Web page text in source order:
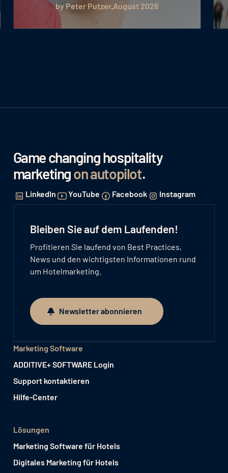
by Peter PutzerAugust 2026
Game changing hospitality
marketingon autopilot.
LinkedIn YouTube Facebook Instagram
Bleiben Sie auf dem Laufenden!
Profitieren Sie laufend von Best Practices,
News und den wichtigsten Informationen rund
um Hotelmarketing.
Newsletter abonnieren
Newsletter abonnieren
Marketing Software
ADDITIVE+ SOFTWARE Login
Support kontaktieren
Hilfe-Center
Lösungen
Marketing Software für Hotels
Digitales Marketing für Hotels